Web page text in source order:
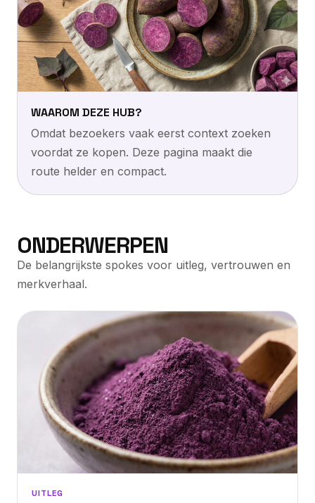
WAAROM DEZE HUB?
Omdat bezoekers vaak eerst context zoeken
voordat ze kopen. Deze pagina maakt die
route helder en compact.
ONDERWERPEN
De belangrijkste spokes voor uitleg, vertrouwen en
merkverhaal.
UITLEG